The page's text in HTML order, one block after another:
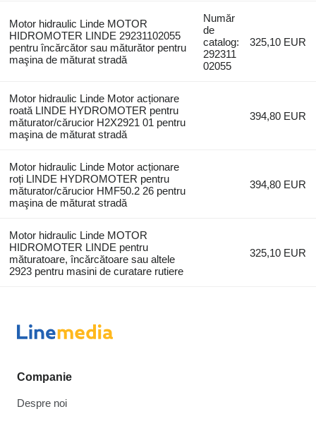
Motor hidraulic Linde MOTOR
HIDROMOTER LINDE 29231102055
pentru încărcător sau măturător pentru
maşina de măturat stradă
Număr
de
catalog:
292311
02055
325,10 EUR
Motor hidraulic Linde Motor acționare
roată LINDE HYDROMOTER pentru
măturator/cărucior H2X2921 01 pentru
maşina de măturat stradă
394,80 EUR
Motor hidraulic Linde Motor acționare
roți LINDE HYDROMOTER pentru
măturator/cărucior HMF50.2 26 pentru
maşina de măturat stradă
394,80 EUR
Motor hidraulic Linde MOTOR
HIDROMOTER LINDE pentru
măturatoare, încărcătoare sau altele
2923 pentru masini de curatare rutiere
325,10 EUR
Companie
Despre noi